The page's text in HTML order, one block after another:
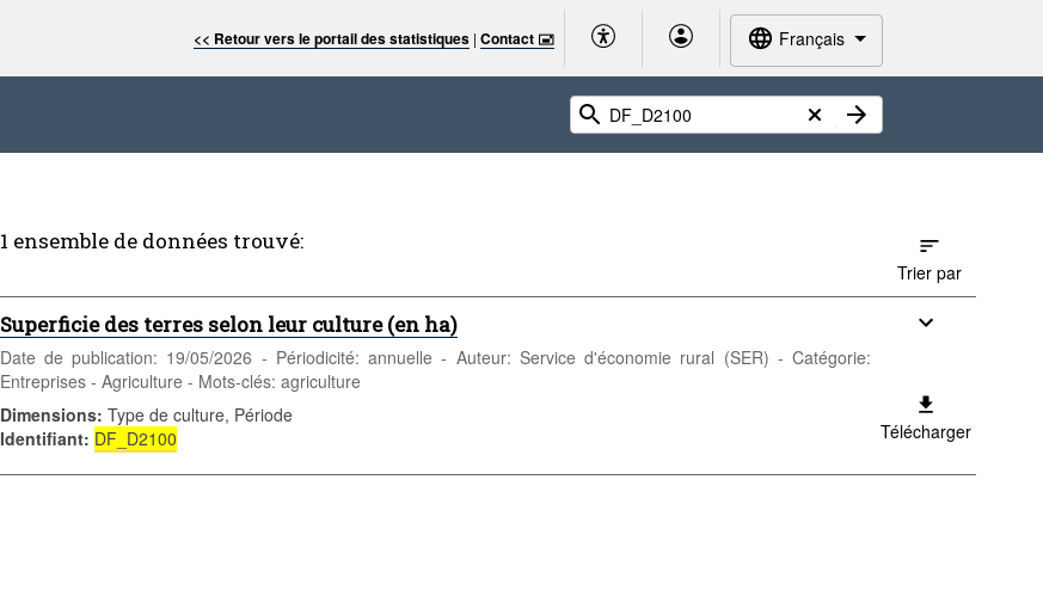
<< Retour vers le portail des statistiques |Contact 🖃 Français
1 ensemble de données trouvé:
Trier par
Superficie des terres selon leur culture (en ha)
Date de publication: 19/05/2026 - Périodicité: annuelle - Auteur: Service d'économie rural (SER) - Catégorie:
Entreprises - Agriculture - Mots-clés: agriculture
Dimensions: Type de culture, Période
Identifiant: DF_D2100 Télécharger